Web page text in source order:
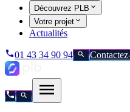
Découvrez PLB
Votre projet
Actualités
01 43 34 90 94